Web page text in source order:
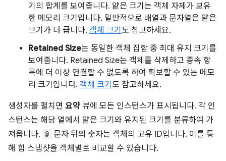
기의 합계를 보여줍니다. 얕은 크기는 객체 자체가 보유
한 메모리 크기입니다. 일반적으로 배열과 문자열은 얕은
크기가 더 큽니다. 객체 크기 도 참고하세요.
Retained Size는 동일한 객체 집합 중 최대 유지 크기를
보여줍니다. Retained Size는 객체를 삭제하고 종속 항
목에 더 이상 연결할 수 없도록 하여 확보할 수 있는 메모
리 크기입니다. 객체 크기 도 참고하세요.
생성자를 펼치면 요약 뷰에 모든 인스턴스가 표시됩니다. 각 인
스턴스는 해당 열에서 얕은 크기와 유지된 크기를 분류하여 가
져옵니다. @ 문자 뒤의 숫자는 객체의 고유 ID입니다. 이를 통
해 힙 스냅샷을 객체별로 비교할 수 있습니다.